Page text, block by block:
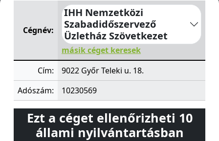
IHH Nemzetközi Szabadidőszervező Üzletház
Cégnév:
IHH Nemzetközi
Szabadidőszervező
Üzletház Szövetkezet
másik céget keresek
Cím:
9022 Győr Teleki u. 18.
Adószám:
10230569
Ezt a céget ellenőrizheti 10
állami nyilvántartásban